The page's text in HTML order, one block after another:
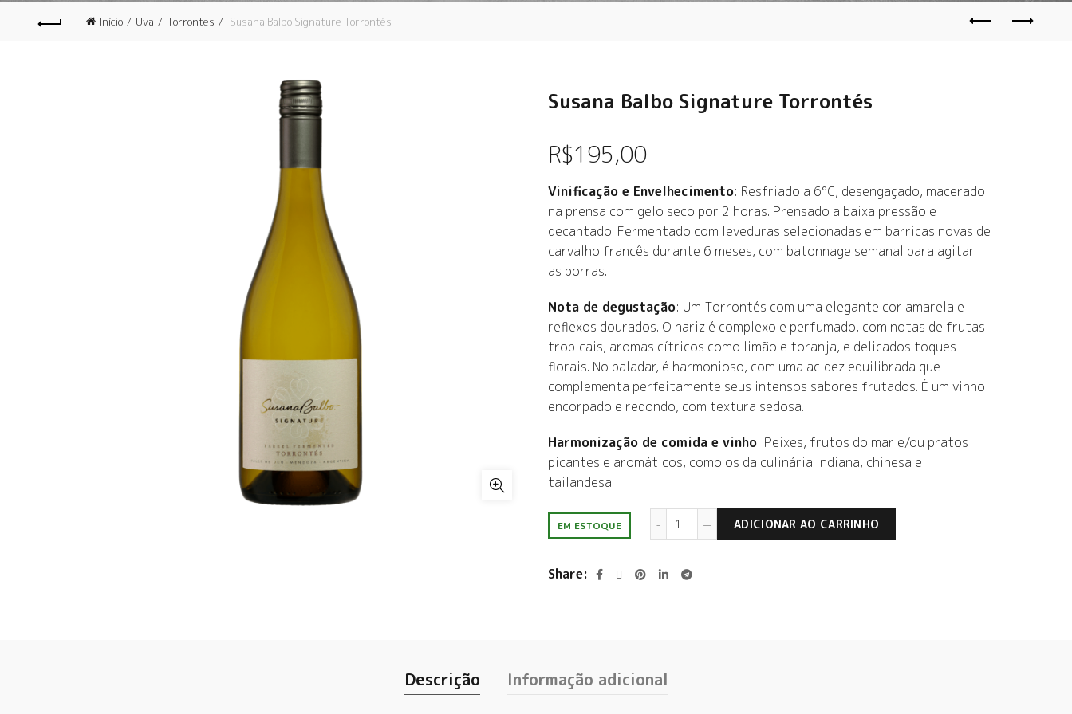
Início Uva Torrontes Susana Balbo Signature Torrontés
Susana Balbo Signature Torrontés
R$195,00
Vinificação e Envelhecimento: Resfriado a 6°C, desengaçado, macerado
na prensa com gelo seco por 2 horas. Prensado a baixa pressão e
decantado. Fermentado com leveduras selecionadas em barricas novas de
carvalho francês durante 6 meses, com batonnage semanal para agitar
as borras.
Nota de degustação: Um Torrontés com uma elegante cor amarela e
reflexos dourados. O nariz é complexo e perfumado, com notas de frutas
tropicais, aromas cítricos como limão e toranja, e delicados toques
florais. No paladar, é harmonioso, com uma acidez equilibrada que
complementa perfeitamente seus intensos sabores frutados. É um vinho
encorpado e redondo, com textura sedosa.
Harmonização de comida e vinho: Peixes, frutos do mar e/ou pratos
picantes e aromáticos, como os da culinária indiana, chinesa e
tailandesa.
EM ESTOQUE
Susana Balbo Signature Torrontés quantidade
ADICIONAR AO CARRINHO
Share
Descrição Informação adicional